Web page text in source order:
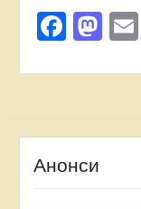
Анонси